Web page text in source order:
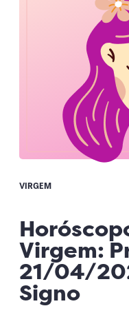
VIRGEM
Virgem:
21/04/
Signo